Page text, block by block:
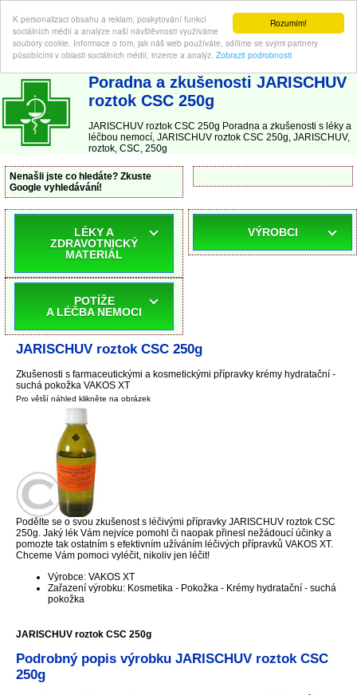
Rozumím!
K personalizaci obsahu a reklam, poskytování funkcí
sociálních médií a analýze naší návštěvnosti využíváme
soubory cookie. Informace o tom, jak náš web používáte, sdílíme se svými partnery
působícími v oblasti sociálních médií, inzerce a analýz. Zobrazit podrobnosti
ABC-LEKARNA.cz | Poradna a zkušenosti s léky a léčbou nemocí
Poradna a zkušenosti JARISCHUV
roztok CSC 250g
JARISCHUV roztok CSC 250g Poradna a zkušenosti s léky a
léčbou nemocí, JARISCHUV roztok CSC 250g, JARISCHUV,
roztok, CSC, 250g
Nenašli jste co hledáte? Zkuste
Google vyhledávání!
LÉKY A
ZDRAVOTNICKÝ
MATERIÁL
POTÍŽE
A LÉČBA NEMOCI
VÝROBCI
JARISCHUV roztok CSC 250g
Zkušenosti s farmaceutickými a kosmetickými přípravky krémy hydratační -
suchá pokožka VAKOS XT
Pro větší náhled klikněte na obrázek
Podělte se o svou zkušenost s léčivými přípravky JARISCHUV roztok CSC
250g. Jaký lék Vám nejvíce pomohl či naopak přinesl nežádoucí účinky a
pomozte tak ostatním s efektivním užíváním léčivých přípravků VAKOS XT.
Chceme Vám pomoci vyléčit, nikoliv jen léčit!
Výrobce: VAKOS XT
Zařazení výrobku: Kosmetika - Pokožka - Krémy hydratační - suchá
pokožka
JARISCHUV roztok CSC 250g
Podrobný popis výrobku JARISCHUV roztok CSC
250g